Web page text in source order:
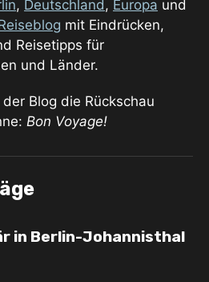
, Deutschland, Europa und
mit Eindrücken,
Reisetipps für
und Länder.
Blog die Rückschau
Bon Voyage!
in Berlin-Johannisthal